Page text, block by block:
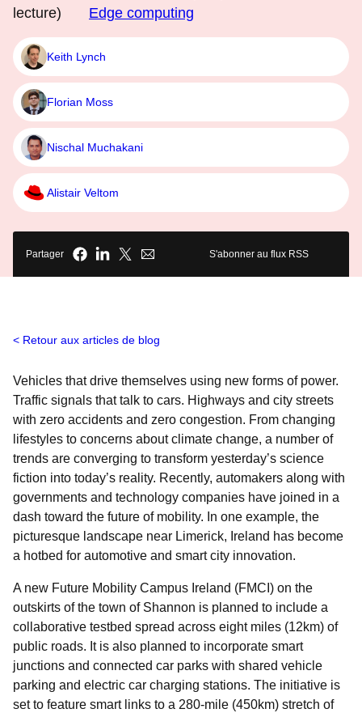
lecture)
Edge computing
Keith Lynch
Florian Moss
Nischal Muchakani
Alistair Veltom
Partager S'abonner au flux RSS
Retour aux articles de blog
Vehicles that drive themselves using new forms of power.
Traffic signals that talk to cars. Highways and city streets
with zero accidents and zero congestion. From changing
lifestyles to concerns about climate change, a number of
trends are converging to transform yesterday’s science
fiction into today’s reality. Recently, automakers along with
governments and technology companies have joined in a
dash toward the future of mobility. In one example, the
picturesque landscape near Limerick, Ireland has become
a hotbed for automotive and smart city innovation.
A new Future Mobility Campus Ireland (FMCI) on the
outskirts of the town of Shannon is planned to include a
collaborative testbed spread across eight miles (12km) of
public roads. It is also planned to incorporate smart
junctions and connected car parks with shared vehicle
parking and electric car charging stations. The initiative is
set to feature smart links to a 280-mile (450km) stretch of